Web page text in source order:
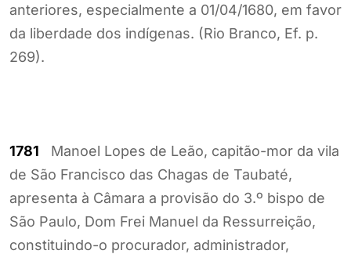
anteriores, especialmente a 01/04/1680, em favor
da liberdade dos indígenas. (Rio Branco, Ef. p.
269).
1781 Manoel Lopes de Leão, capitão-mor da vila
de São Francisco das Chagas de Taubaté,
apresenta à Câmara a provisão do 3.º bispo de
São Paulo, Dom Frei Manuel da Ressurreição,
constituindo-o procurador, administrador,